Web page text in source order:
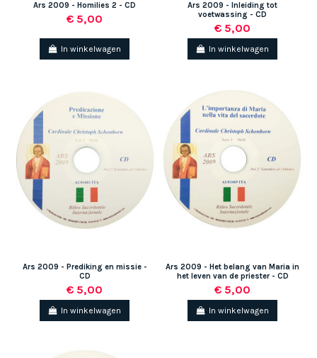
Ars 2009 - Homilies 2 - CD
€ 5,00
In winkelwagen
Ars 2009 - Inleiding tot
voetwassing - CD
€ 5,00
In winkelwagen
Ars 2009 - Prediking en missie -
CD
€ 5,00
In winkelwagen
Ars 2009 - Het belang van Maria in
het leven van de priester - CD
€ 5,00
In winkelwagen